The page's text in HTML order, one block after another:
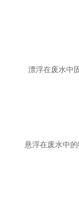
漂浮在废水中
悬浮在废水中